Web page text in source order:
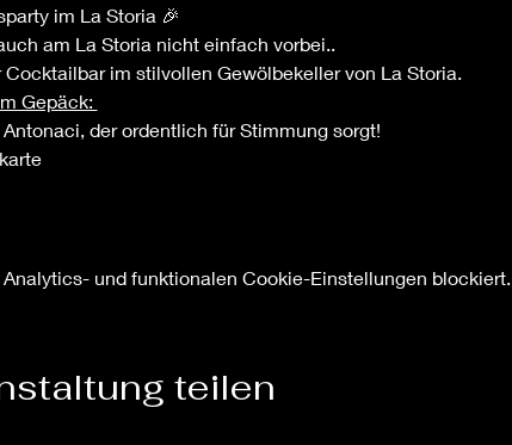
im La Storia 🎉
am La Storia nicht einfach vorbei..
Cocktailbar im stilvollen Gewölbekeller von La Storia.
Gepäck:
der ordentlich für Stimmung sorgt!
und funktionalen Cookie-Einstellungen blockiert.
teilen